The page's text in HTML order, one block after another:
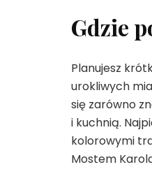
Gdzie
Planujesz
urokliwych
się zarówno
i kuchnią.
kolorowymi
Mostem